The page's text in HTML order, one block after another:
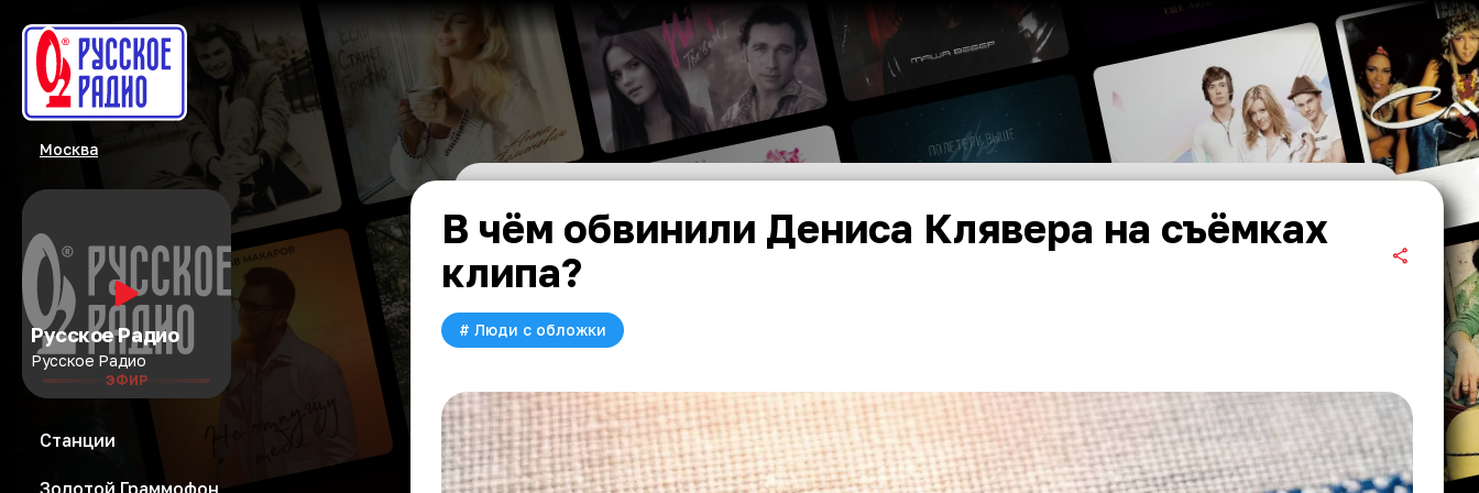
Москва
Русское Радио
Русское Радио
ЭФИР
Станции
Золотой Граммофон
В чём обвинили Дениса Клявера на съёмках
клипа?
# Люди с обложки